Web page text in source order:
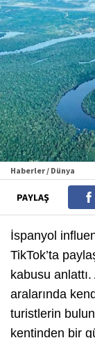
Haberler / Dünya
PAYLAŞ
İspanyol
TikTok’ta
kabusu
aralarında
turistlerin
kentinden bir